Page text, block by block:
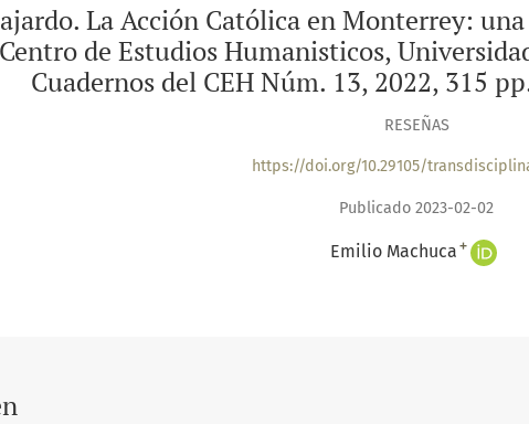
La Acción Católica en Monterrey:
de Estudios Humanisticos,
Cuadernos del CEH Núm. 13, 2022, 315
RESEÑAS
https://doi.org/10.29105/
Publicado 2023-02-02
Emilio Machuca +